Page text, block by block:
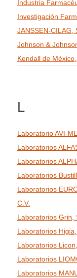
Industria
Investigación
JANSSEN-CILAG,
Johnson &
Kendall de
L
Laboratorio AVI-
Laboratorios
Laboratorios
Laboratorios
Laboratorios
C.V.
Laboratorios Grin,
Laboratorios
Laboratorios
Laboratorios
Laboratorios